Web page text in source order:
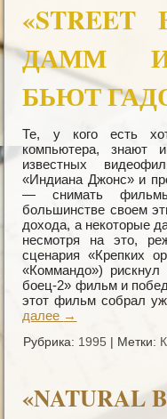
«STREET
ДАММ
БЬЮТ
Те, у кого есть
компьютера, знают
известных
«Индиана Джонс» и
— снимать
большинстве своем
дохода, а некоторые
несмотря на это,
сценария «Крепких
«Коммандо») рискнул
боец-2» фильм и
этот фильм собрал
далее →
Рубрика: 1995 | Метки:
«NATURAL